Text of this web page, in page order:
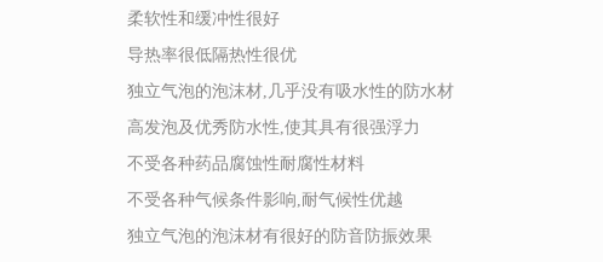
柔软性和缓冲性很好
导热率很低隔热性很优
独立气泡的泡沫材,几乎没有吸水性的防水材
高发泡及优秀防水性,使其具有很强浮力
不受各种药品腐蚀性耐腐性材料
不受各种气候条件影响,耐气候性优越
独立气泡的泡沫材有很好的防音防振效果